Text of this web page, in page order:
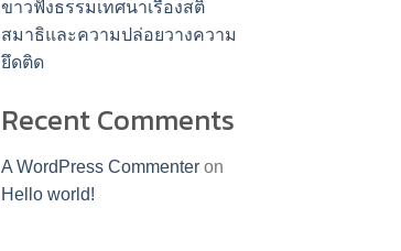
ขาวฟังธรรมเทศนาเรื่องสติ
สมาธิและความปล่อยวางความ
ยึดติด
Recent Comments
A WordPress Commenteron
Hello world!